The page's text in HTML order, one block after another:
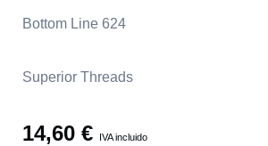
Bottom Line 624
Superior Threads
14,60 € IVA incluido